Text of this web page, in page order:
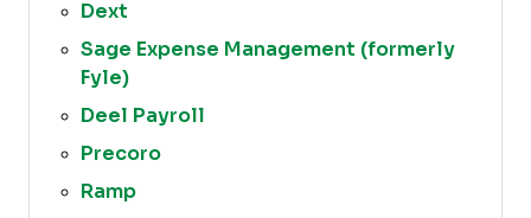
Dext
Sage Expense Management (formerly
Fyle)
Deel Payroll
Precoro
Ramp